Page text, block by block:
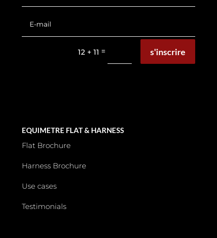
12 + 11 = s'inscrire
EQUIMETRE FLAT & HARNESS
Flat Brochure
Harness Brochure
Use cases
Testimonials